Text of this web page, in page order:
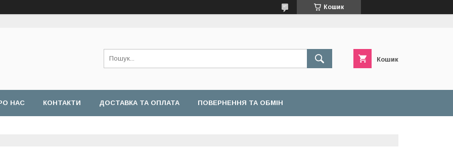
Кошик
Кошик
НАС КОНТАКТИ ДОСТАВКА ТА ОПЛАТА ПОВЕРНЕННЯ ТА ОБМІН